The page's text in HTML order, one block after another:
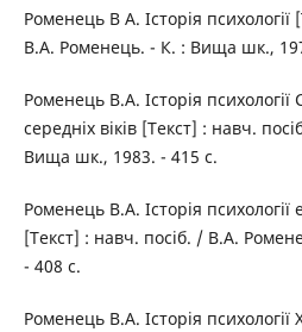
Роменець В А. Історія
В.А. Роменець. - К. : Вища шк.,
Роменець В.А. Історія психології
середніх віків [Текст] : навч.
Вища шк., 1983. - 415 с.
Роменець В.А. Історія
[Текст] : навч. посіб. / В.А.
- 408 с.
Роменець В.А. Історія психології